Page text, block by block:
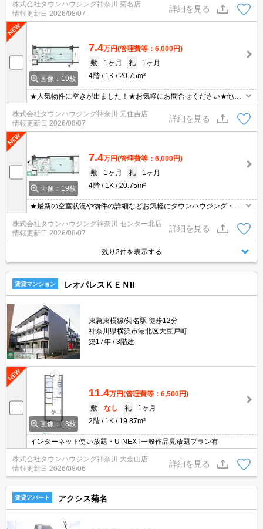
株式会社タウンハウジング神奈川 菊名店
情報更新日 2026/08/07
詳細を見る
画像：19枚
7.4万円(管理費等：6,000円)
敷
1ヶ月 礼
1ヶ月
4階
1K 20.75m²
★人気物件に空きが出ました！★お気軽にお問合せください★他社
様の物件も含めて気になる物件はまとめてご紹介可能です！★ZOO
Mでのご相談も承ります★
株式会社タウンハウジング神奈川 元住吉店
情報更新日 2026/08/07
詳細を見る
画像：19枚
7.4万円(管理費等：6,000円)
敷
1ヶ月 礼
1ヶ月
4階
1K 20.75m²
★最新の空室状況や物件の詳細などお気軽にタウンハウジング・セ
ンター北店までお問い合わせください★
株式会社タウンハウジング神奈川 センター北店
情報更新日 2026/08/07
詳細を見る
残り2件を表示する
賃貸マンション レオパレスＫＥＮII
東急東横線/菊名駅 徒歩12分
神奈川県横浜市港北区大豆戸町
築17年
3階建
画像：13枚
11.4万円(管理費等：6,500円)
敷
なし 礼
1ヶ月
2階
1K 19.87m²
インターネット使い放題・U-NEXT一般作品見放題プラン有
株式会社タウンハウジング神奈川 大倉山店
情報更新日 2026/08/06
詳細を見る
賃貸アパート アクシス菊名